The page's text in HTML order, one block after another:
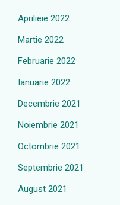
Aprilieie 2022
Martie 2022
Februarie 2022
Ianuarie 2022
Decembrie 2021
Noiembrie 2021
Octombrie 2021
Septembrie 2021
August 2021